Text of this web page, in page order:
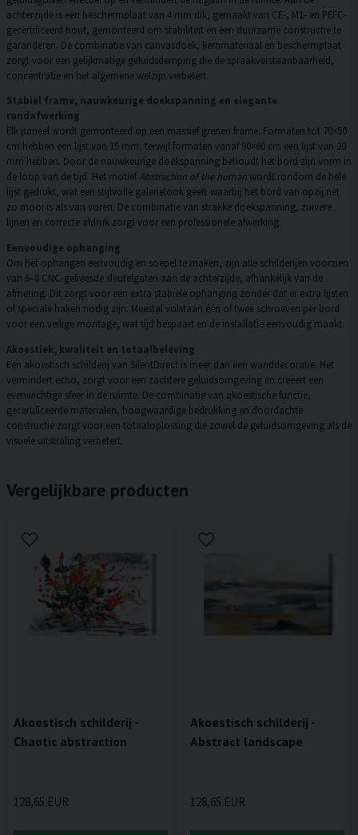
achterzijde is een beschermplaat van 4 mm dik, gemaakt van CE-, M1- en PEFC-
gecertificeerd hout, gemonteerd om stabiliteit en een duurzame constructie te
garanderen. De combinatie van canvasdoek, kernmateriaal en beschermplaat
zorgt voor een gelijkmatige geluidsdemping die de spraakverstaanbaarheid,
concentratie en het algemene welzijn verbetert.
Stabiel frame, nauwkeurige doekspanning en elegante
randafwerking
Elk paneel wordt gemonteerd op een massief grenen frame. Formaten tot 70×50
cm hebben een lijst van 15 mm, terwijl formaten vanaf 90×60 cm een lijst van 20
mm hebben. Door de nauwkeurige doekspanning behoudt het bord zijn vorm in
de loop van de tijd. Het motiefAbstraction of the human wordt rondom de hele
lijst gedrukt, wat een stijlvolle galerielook geeft waarbij het bord van opzij net
zo mooi is als van voren. De combinatie van strakke doekspanning, zuivere
lijnen en correcte afdruk zorgt voor een professionele afwerking.
Eenvoudige ophanging
Om het ophangen eenvoudig en soepel te maken, zijn alle schilderijen voorzien
van 6–8 CNC-gefreesde sleutelgaten aan de achterzijde, afhankelijk van de
afmeting. Dit zorgt voor een extra stabiele ophanging zonder dat er extra lijsten
of speciale haken nodig zijn. Meestal volstaan één of twee schroeven per bord
voor een veilige montage, wat tijd bespaart en de installatie eenvoudig maakt.
Akoestiek, kwaliteit en totaalbeleving
Een akoestisch schilderij van SilentDirect is meer dan een wanddecoratie. Het
vermindert echo, zorgt voor een zachtere geluidsomgeving en creëert een
evenwichtige sfeer in de ruimte. De combinatie van akoestische functie,
gecertificeerde materialen, hoogwaardige bedrukking en doordachte
constructie zorgt voor een totaaloplossing die zowel de geluidsomgeving als de
visuele uitstraling verbetert.
Vergelijkbare producten
Akoestisch schilderij -
Chaotic abstraction
128,65 EUR
Akoestisch schilderij -
Abstract landscape
128,65 EUR